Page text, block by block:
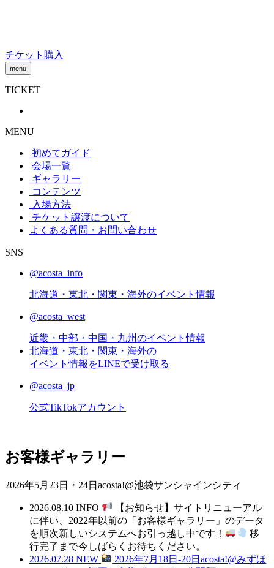
チケット購入
menu
TICKET
MENU
初めてガイド
会場一覧
ギャラリー
コンテンツ
入場方法
チケット譲渡について
よくある質問・お問い合わせ
SNS
@acosta_info
北海道・東北・関東・海外のイベント情報
@acosta_west
近畿・中部・中国・九州のイベント情報
北海道・東北・関東・海外の
イベント情報をLINEで受け取る
@acosta_jp
公式TikTokアカウント
お客様ギャラリー
2026年5月23日・24日acosta!@池袋サンシャインシティ
2026.08.10 INFO
【お知らせ】サイトリニューアル
に伴い、2022年以前の「お客様ギャラリー」のデータ
を順次新しいシステムへお引っ越し中です！
移
行完了まで今しばらくお待ちください。
2026.07.28 NEW
2026年7月18日-20日acosta!@みずほ